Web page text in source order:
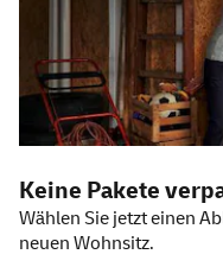
Keine Pakete
Wählen Sie jetzt einen
neuen Wohnsitz.